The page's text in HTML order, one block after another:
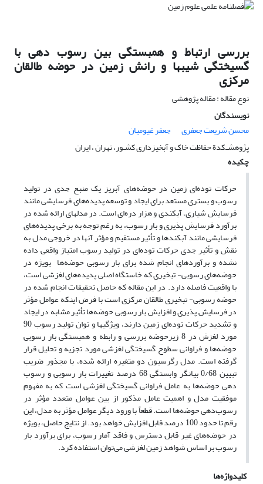
بررسی ارتباط و همبستگی بین رسوب دهی با
گسیختگی شیبها و رانش زمین در حوضه طالقان
مرکزی
نوع مقاله : مقاله پژوهشی
نویسندگان
محسن شریعت جعفری
جعفر غیومیان
پژوهشـکدة حفاظت خاک و آبخیزداری کشـور، تهران ، ایران
چکیده
حرکات توده‌ای زمین در حوضه‌های آبریز یک منبع جدی در تولید
رسوب و بستری مستعد برای ایجاد و توسعه پدیده‌های فرسایشی مانند
فرسایش شیاری، آبکندی و هزار دره‌ای است. در مدلهای ارائه شده در
برآورد فرسایش پذیری و بار رسوب، به رغم توجه به برخی پدیده‌های
فرسایشی مانند آبکندها و تأثیر مستقیم و مؤثر آنها در خروجی مدل به
نقش و تأثیر جدی حرکات توده‌ای در تولید رسوب امتیاز واقعی داده
نشده و برآوردهای انجام شده برای بار رسوبی حوضه‌ها بویژه در
حوضه‌های رسوبی- تبخیری که خاستگاه اصلی پدیده‌های لغزشی است،
با واقعیت فاصله دارد. در این مقاله که حاصل تحقیقات انجام شده در
حوضه رسوبی- تبخیری طالقان مرکزی است با فرض اینکه عوامل مؤثر
در فرسایش پذیری و افزایش بار رسوبی حوضه‌ها تأثیر مشابه در ایجاد
و تشدید حرکات توده‌ای زمین دارند، ویژگیها و توان تولید رسوب 90
مورد لغزش در 8 زیرحوضه بررسی و رابطه و همبستگی بار رسوبی
حوضه‌ها و فراوانی سطوح گسیختگی لغزشی مورد تجزیه و تحلیل قرار
گرفته است. مدل رگرسیون دو متغیره ارائه شده، با مجذور ضریب
تبیین 0/68 بیانگر وابستگی 68 درصد تغییرات بار رسوبی و رسوب
دهی حوضه‌ها به عامل فراوانی گسیختگی لغزشی است که به مفهوم
موفقیت مدل و اهمیت عامل مذکور از بین عوامل متعدد مؤثر در
رسوب‌دهی حوضه‌ها است. قطعاً با ورود دیگر عوامل مؤثر به مدل، این
رقم تا حدود 100 درصد قابل افزایش خواهد بود. از نتایج حاصل، بویژه
در حوضه‌های غیر قابل دسترس و فاقد آمار رسوب، برای برآورد بار
رسوب بر اساس شواهد زمین لغزشی می‌توان استفاده کرد.
کلیدواژه‌ها